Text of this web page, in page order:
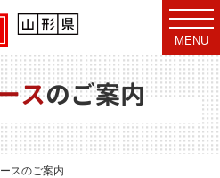
t
o
g
g
l
e
n
v
i
g
MENU
スのご案内
スのご案内